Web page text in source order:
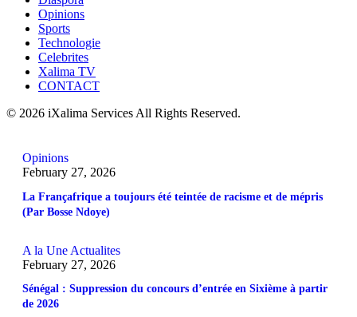
Opinions
Sports
Technologie
Celebrites
Xalima TV
CONTACT
© 2026 iXalima Services All Rights Reserved.
Opinions
February 27, 2026
La Françafrique a toujours été teintée de racisme et de mépris
(Par Bosse Ndoye)
A la Une Actualites
February 27, 2026
Sénégal : Suppression du concours d’entrée en Sixième à partir
de 2026